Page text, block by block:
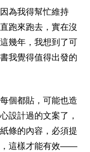
為我得幫忙維持
跑來跑去，實在沒
幾年，我想到了可
我覺得值得出發的
個都貼，可能也造
設計過的文案了，
條的內容，必須提
，這樣才能有效——